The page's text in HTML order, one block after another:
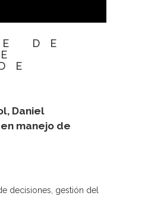
DE
Daniel
manejo de
decisiones, gestión del